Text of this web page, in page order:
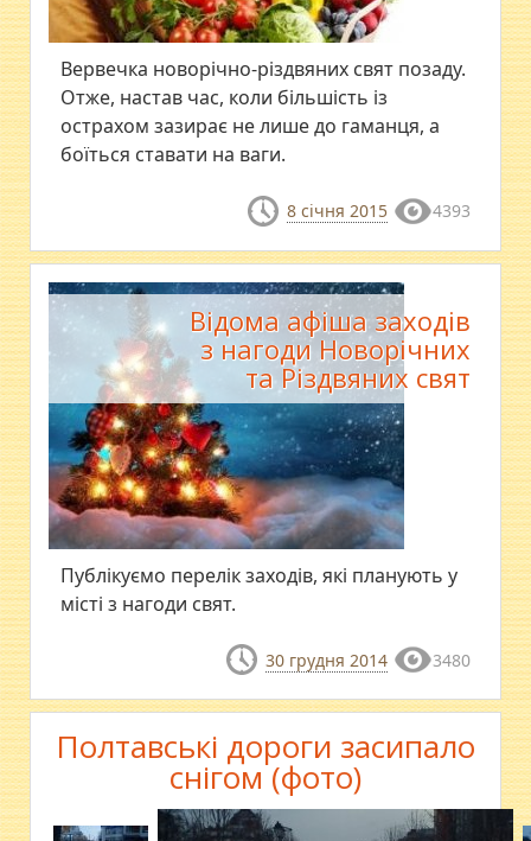
Вервечка новорічно-різдвяних свят позаду.
Отже, настав час, коли більшість із
острахом зазирає не лише до гаманця, а
боїться ставати на ваги.
8 січня 2015 4393
Відома афіша заходів
з нагоди Новорічних
та Різдвяних свят
Публікуємо перелік заходів, які планують у
місті з нагоди свят.
30 грудня 2014 3480
Полтавські дороги засипало
снігом (фото)